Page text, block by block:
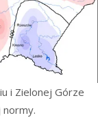
i Zielonej Górze
normy.